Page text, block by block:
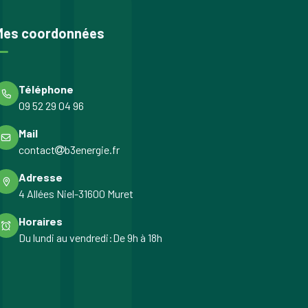
coordonnées
Téléphone
09 52 29 04 96
Mail
contact
b3energie.fr
Adresse
4 Allées Niel-31600 Muret
Horaires
Du lundi au vendredi:De 9h à 18h